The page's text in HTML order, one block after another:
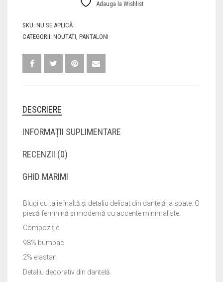
Adauga la Wishlist
SKU: NU SE APLICĂ
CATEGORII: NOUTATI, PANTALONI
DESCRIERE
INFORMAȚII SUPLIMENTARE
RECENZII (0)
GHID MARIMI
Blugi cu talie înaltă și detaliu delicat din dantelă la spate. O
piesă feminină și modernă cu accente minimaliste.
Compoziție
98% bumbac
2% elastan
Detaliu decorativ din dantelă